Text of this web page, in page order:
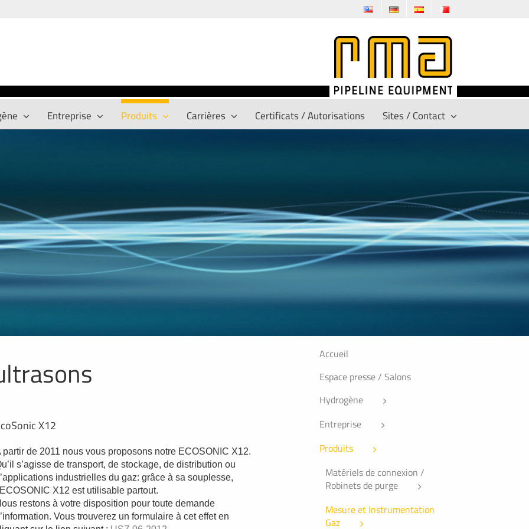
Entreprise Produits Carrières Certificats / Autorisations Sites / Contact
X12
partir de 2011 nous vous proposons notre ECOSONIC X12.
s’agisse de transport, de stockage, de distribution ou
industrielles du gaz: grâce à sa souplesse,
X12 est utilisable partout.
restons à votre disposition pour toute demande
Vous trouverez un formulaire à cet effet en
Accueil
Espace presse / Salons
Hydrogène
Entreprise
Produits
Matériels de connexion /
Robinets de purge
Mesure et Instrumentation
Gaz